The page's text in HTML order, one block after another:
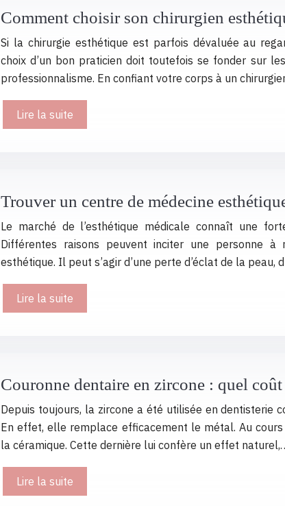
Comment choisir son chirurgien
Si la chirurgie esthétique est parfois dévaluée au
choix d’un bon praticien doit toutefois se fonder sur
professionnalisme. En confiant votre corps à un
Lire la suite
Trouver un centre de médecine
Le marché de l’esthétique médicale connaît une
Différentes raisons peuvent inciter une personne à
esthétique. Il peut s’agir d’une perte d’éclat de la peau,
Lire la suite
Couronne dentaire en zircone : quel coût
Depuis toujours, la zircone a été utilisée en dentisterie
En effet, elle remplace efficacement le métal. Au
la céramique. Cette dernière lui confère un effet
Lire la suite